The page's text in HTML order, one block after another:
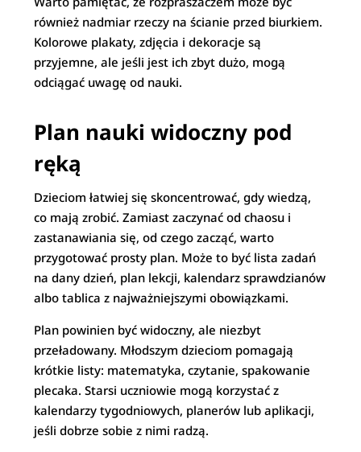
również nadmiar rzeczy na ścianie przed biurkiem.
Kolorowe plakaty, zdjęcia i dekoracje są
przyjemne, ale jeśli jest ich zbyt dużo, mogą
odciągać uwagę od nauki.
Plan nauki widoczny pod
ręką
Dzieciom łatwiej się skoncentrować, gdy wiedzą,
co mają zrobić. Zamiast zaczynać od chaosu i
zastanawiania się, od czego zacząć, warto
przygotować prosty plan. Może to być lista zadań
na dany dzień, plan lekcji, kalendarz sprawdzianów
albo tablica z najważniejszymi obowiązkami.
Plan powinien być widoczny, ale niezbyt
przeładowany. Młodszym dzieciom pomagają
krótkie listy: matematyka, czytanie, spakowanie
plecaka. Starsi uczniowie mogą korzystać z
kalendarzy tygodniowych, planerów lub aplikacji,
jeśli dobrze sobie z nimi radzą.